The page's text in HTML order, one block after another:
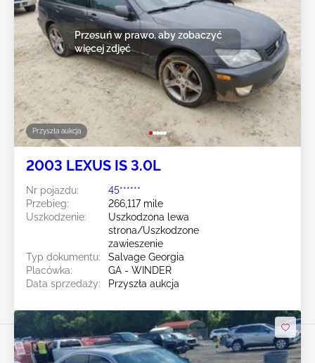
Przyszła aukcja
Przesuń w prawo, aby zobaczyć
więcej zdjęć
2003 LEXUS IS 3.0L
Nr pojazdu:
45******
Przebieg:
266,117 mile
Uszkodzenie:
Uszkodzona lewa
strona/Uszkodzone
zawieszenie
Typ dokumentu:
Salvage Georgia
Placówka:
GA - WINDER
Data sprzedaży:
Przyszła aukcja